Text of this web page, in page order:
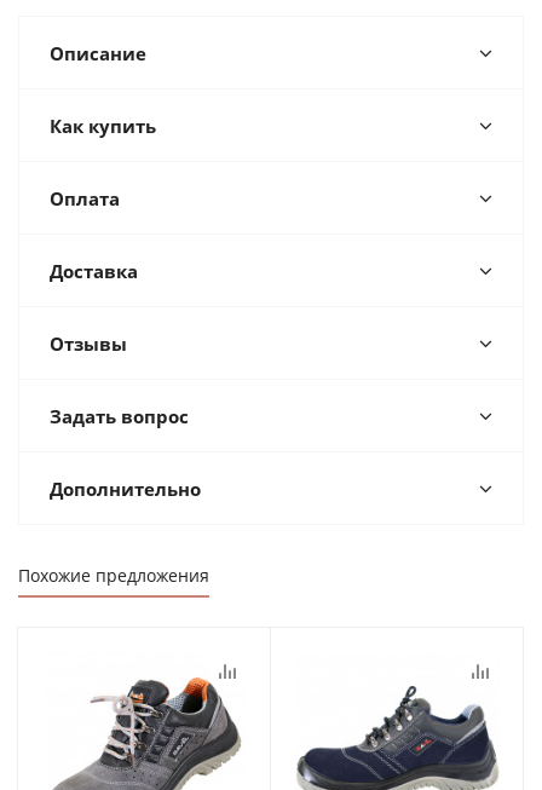
Описание
Как купить
Оплата
Доставка
Отзывы
Задать вопрос
Дополнительно
Похожие предложения